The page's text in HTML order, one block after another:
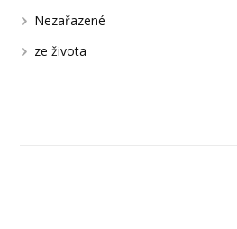
Nezařazené
ze života